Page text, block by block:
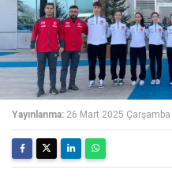
Yayınlanma: 26 Mart 2025